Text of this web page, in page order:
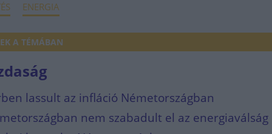
ENERGIA
A TÉMÁBAN
lassult az infláció Németországban
nem szabadult el az energiaválság